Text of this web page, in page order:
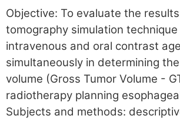
Objective: To evaluate the
tomography simulation technique
intravenous and oral contrast
simultaneously in determining
volume (Gross Tumor Volume -
radiotherapy planning
Subjects and methods: